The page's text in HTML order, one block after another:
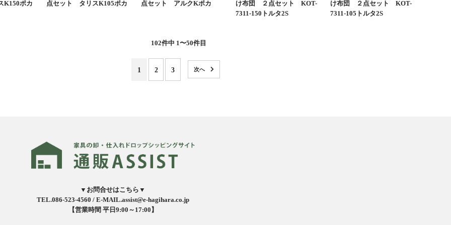
K150ポカ
点セット タリスK105ポカ
点セット アルクKポカ
け布団 ２点セット KOT-
7311-150トルタ2S
け布団 ２点セット KOT-
7311-105トルタ2S
102件中 1〜50件目
1 2 3
▼お問合せはこちら▼
TEL.086-523-4560 / E-MAIL.assist@e-hagihara.co.jp
【営業時間 平日9:00～17:00】